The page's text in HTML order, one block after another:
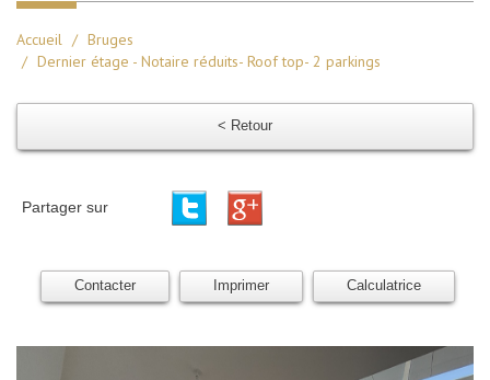
Accueil
Bruges
Dernier étage - Notaire réduits- Roof top- 2 parkings
< Retour
Partager sur
Contacter Imprimer Calculatrice